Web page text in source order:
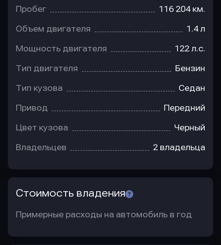
Пробег 116 204 км.
Объем двигателя 1.4 л
Мощность двигателя 122 л.с.
Тип двигателя Бензин
Тип кузова Седан
Привод Передний
Цвет кузова Черный
Владельцев 2 владельца
Стоимость владения
Примерные расходы на автомобиль в год